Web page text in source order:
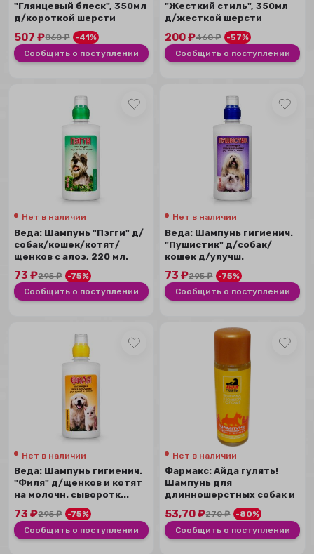
"Глянцевый блеск", 350мл
д/короткой шерсти
507₽860₽
-41%
Сообщить о поступлении
"Жесткий стиль", 350мл
д/жесткой шерсти
200₽460₽
-57%
Сообщить о поступлении
Нет в наличии
Веда: Шампунь "Пэгги" д/
собак/кошек/котят/
щенков с алоэ, 220 мл.
73₽295₽
-75%
Сообщить о поступлении
Нет в наличии
Веда: Шампунь гигиенич.
"Пушистик" д/собак/
кошек д/улучш.
структуры...
73₽295₽
-75%
Сообщить о поступлении
Нет в наличии
Веда: Шампунь гигиенич.
"Филя" д/щенков и котят
на молочн. сыворотк...
73₽295₽
-75%
Сообщить о поступлении
Нет в наличии
Фармакс: Айда гулять!
Шампунь для
длинношерстных собак и
щенков, 50 мл.
53,70₽270₽
-80%
Сообщить о поступлении